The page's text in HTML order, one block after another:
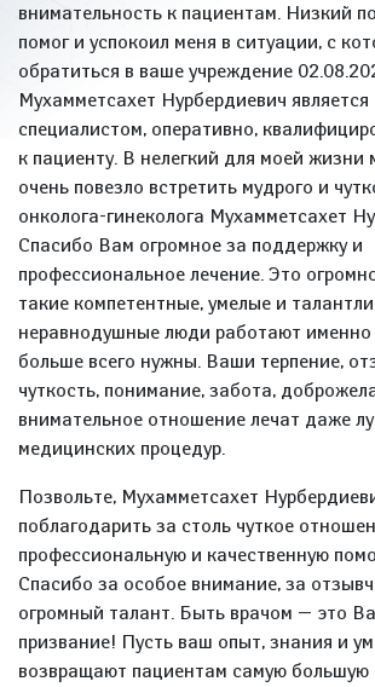
внимательность к пациентам. Низкий
помог и успокоил меня в ситуации, с
обратиться в ваше учреждение
Мухамметсахет Нурбердиевич
специалистом, оперативно,
к пациенту. В нелегкий для моей жизни
очень повезло встретить мудрого и
онколога-гинеколога Мухамметсахет
Спасибо Вам огромное за поддержку и
профессиональное лечение. Это
такие компетентные, умелые и
неравнодушные люди работают именно
больше всего нужны. Ваши терпение,
чуткость, понимание, забота,
внимательное отношение лечат даже
медицинских процедур.
Позвольте, Мухамметсахет
поблагодарить за столь чуткое
профессиональную и качественную
Спасибо за особое внимание, за
огромный талант. Быть врачом — это
призвание! Пусть ваш опыт, знания и
возвращают пациентам самую большую